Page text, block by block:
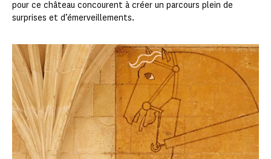
pour ce château concourent à créer un parcours plein de
surprises et d’émerveillements.